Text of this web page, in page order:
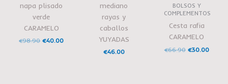
napa plisado
verde
CARAMELO
€98.90 €40.00
mediano
rayas y
caballos
YUYADAS
€46.00
BOLSOS Y
COMPLEMENTOS
Cesta rafia
CARAMELO
€66.90 €30.00